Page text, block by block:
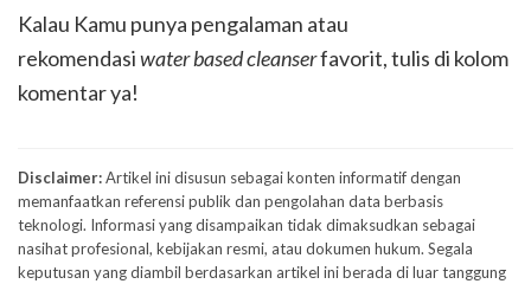
Kalau Kamu punya pengalaman atau
rekomendasiwater based cleanserfavorit, tulis di kolom
komentar ya!
Disclaimer:Artikel ini disusun sebagai konten informatif dengan
memanfaatkan referensi publik dan pengolahan data berbasis
teknologi. Informasi yang disampaikan tidak dimaksudkan sebagai
nasihat profesional, kebijakan resmi, atau dokumen hukum. Segala
keputusan yang diambil berdasarkan artikel ini berada di luar tanggung